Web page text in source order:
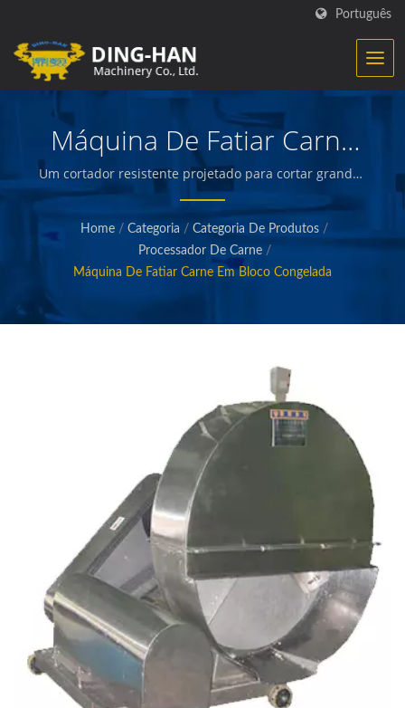
Português
Máquina De Fatiar Carne
Em Bloco Congelada
Um cortador resistente projetado para cortar grandes
pedaços de carne congelada sem osso em pedaços
para processamento subsequente. / Ding-Han
especializa-se na fabricação de equipamentos de
processamento de alimentos. Projetamos,
desenvolvemos e construímos máquinas que criam e
embalam carnes preparadas, vegetais e frutos do mar,
batatas fritas, petiscos assados e fritos e outros
Home / Categoria / Categoria De Produtos /
Processador De Carne /
Máquina De Fatiar Carne Em Bloco Congelada